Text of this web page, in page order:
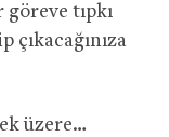
tıpkı
çıkacağınıza
üzere…